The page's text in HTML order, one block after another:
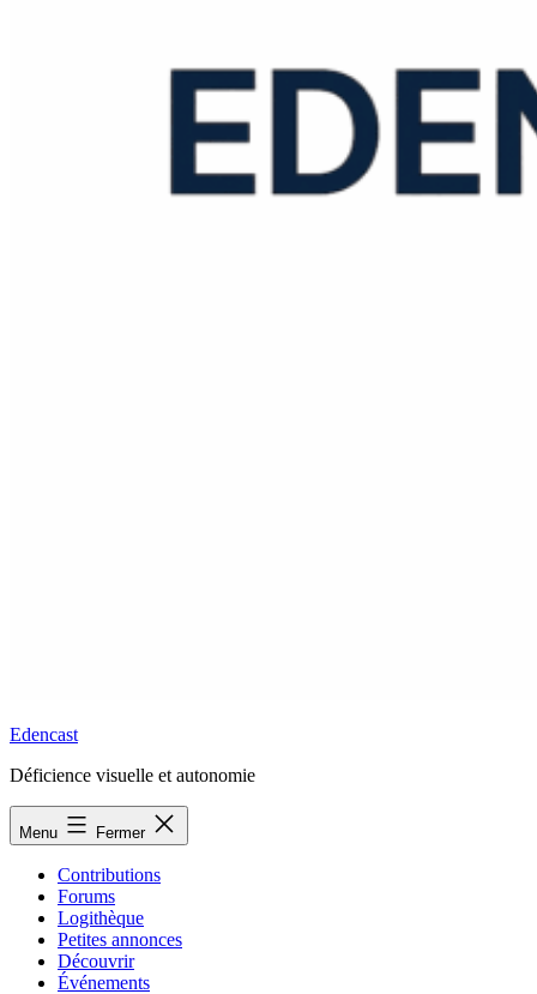
Edencast
Déficience visuelle et autonomie
Menu Fermer
Contributions
Forums
Logithèque
Petites annonces
Découvrir
Événements